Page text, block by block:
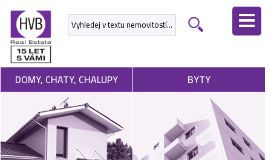
DOMY, CHATY, CHALUPY BYTY
ÚVODNÍ
STRÁNKA
NEMOVITOSTI
DEVELOPERSKÉ
PROJEKTY
SLUŽBY